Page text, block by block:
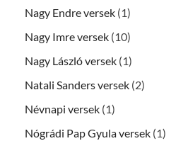
Nagy Endre versek (1)
Nagy Imre versek (10)
Nagy László versek (1)
Natali Sanders versek (2)
Névnapi versek (1)
Nógrádi Pap Gyula versek (1)